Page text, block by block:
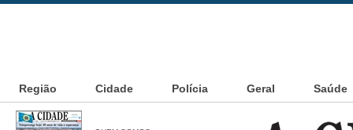
Região Cidade Polícia Geral Saúde